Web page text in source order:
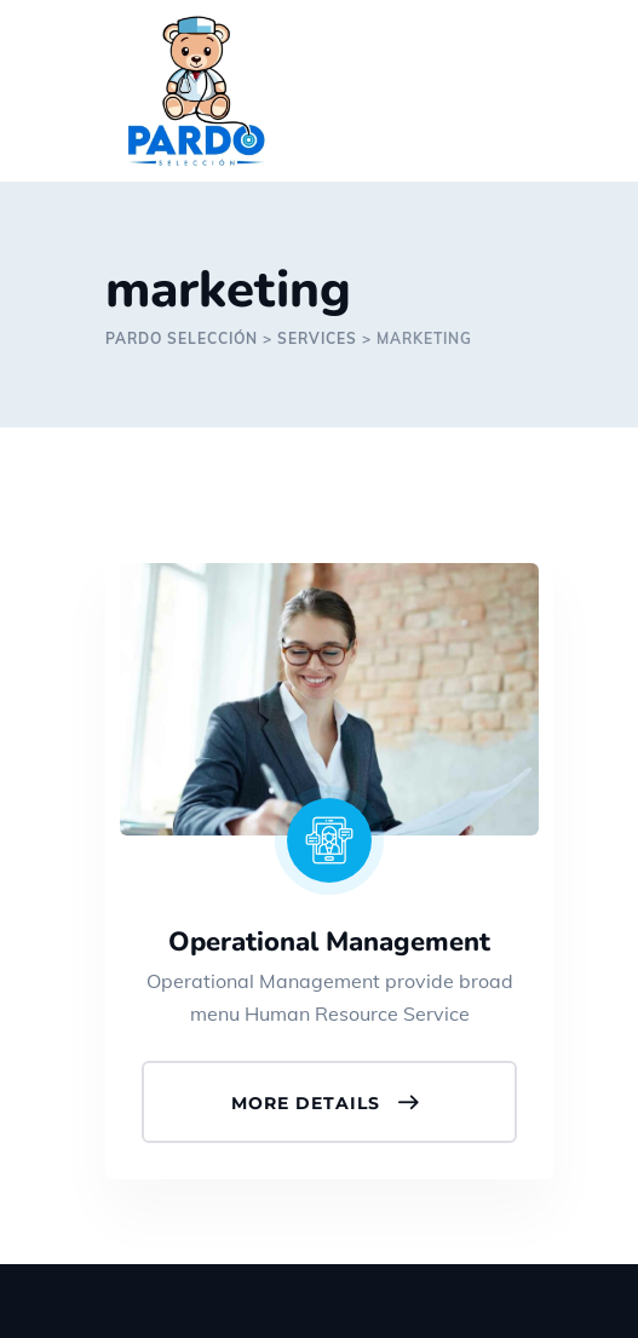
marketing
PARDO SELECCIÓN > SERVICES > MARKETING
Operational Management
Operational Management provide broad
menu Human Resource Service
MORE DETAILS